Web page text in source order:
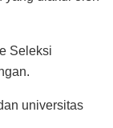
Seleksi
universitas